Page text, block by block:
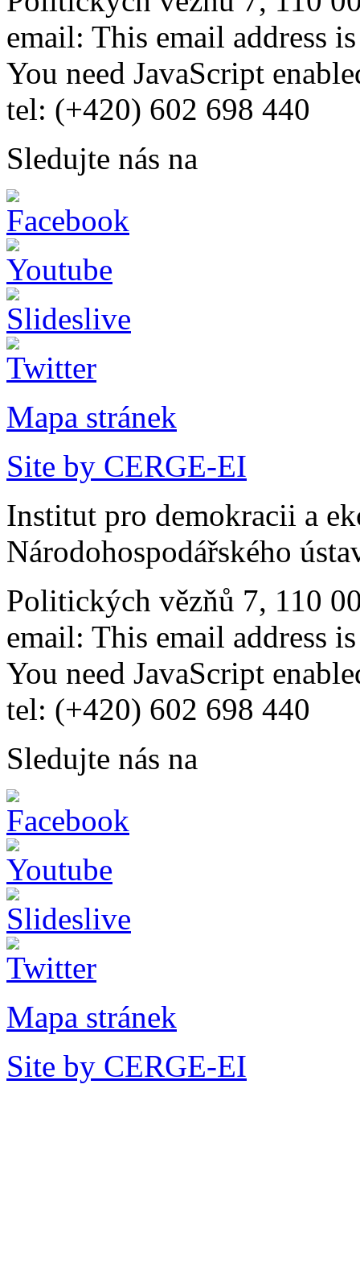
email: This email address
You need JavaScript
tel: (+420) 602 698 440
Sledujte nás na
Mapa stránek
Site by CERGE-EI
Institut pro demokracii a
Národohospodářského
Politických vězňů 7, 110
email: This email address
You need JavaScript
tel: (+420) 602 698 440
Sledujte nás na
Mapa stránek
Site by CERGE-EI